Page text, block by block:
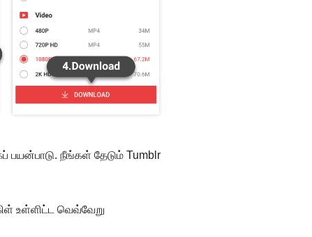
பயன்பாடு. நீங்கள் தேடும் Tumblr
உள்ளிட்ட வெவ்வேறு